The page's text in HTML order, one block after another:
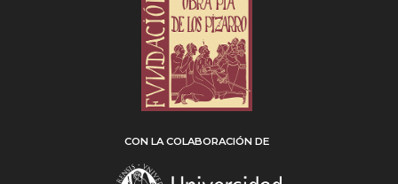
CON LA COLABORACIÓN DE